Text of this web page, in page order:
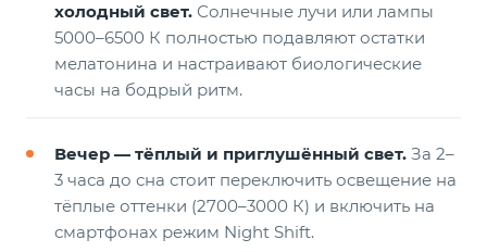
холодный свет. Солнечные лучи или лампы
5000–6500 К полностью подавляют остатки
мелатонина и настраивают биологические
часы на бодрый ритм.
Вечер — тёплый и приглушённый свет. За 2–
3 часа до сна стоит переключить освещение на
тёплые оттенки (2700–3000 К) и включить на
смартфонах режим Night Shift.